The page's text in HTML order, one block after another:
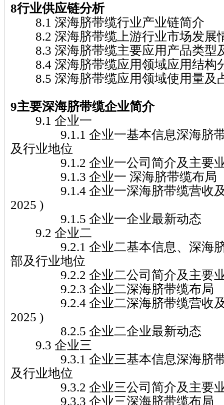
8行业供应链分析
8.1 深海脐带缆行业产业链简介
8.2 深海脐带缆上游行业市场发展
8.3 深海脐带缆主要应用产品类型
8.4 深海脐带缆应用领域应用结构
8.5 深海脐带缆应用领域使用量及
9主要深海脐带缆企业简介
9.1 企业一
9.1.1 企业一基本信息深海脐带
及行业地位
9.1.2 企业一公司简介及主要
9.1.3 企业一 深海脐带缆布局
9.1.4 企业一深海脐带缆营收及
2025 )
9.1.5 企业一企业最新动态
9.2 企业二
9.2.1 企业二基本信息、深海脐
部及行业地位
9.2.2 企业二公司简介及主要
9.2.3 企业二深海脐带缆布局
9.2.4 企业二深海脐带缆营收及
2025 )
8.2.5 企业二企业最新动态
9.3 企业三
9.3.1 企业三基本信息深海脐带
及行业地位
9.3.2 企业三公司简介及主要
9.3.3 企业三深海脐带缆布局